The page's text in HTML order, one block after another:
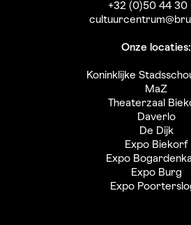
+32 (0)50 44 30
Onze locaties:
Koninklijke
MaZ
Theaterzaal
Daverlo
De Dijk
Expo Biekorf
Expo
Expo Burg
Expo